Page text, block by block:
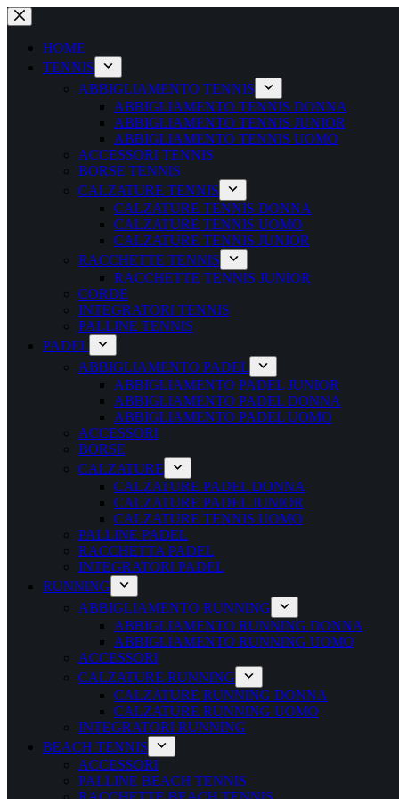
Salta
al
contenutoHOME
TENNIS
ABBIGLIAMENTO TENNIS
ABBIGLIAMENTO TENNIS DONNA
ABBIGLIAMENTO TENNIS JUNIOR
ABBIGLIAMENTO TENNIS UOMO
ACCESSORI TENNIS
BORSE TENNIS
CALZATURE TENNIS
CALZATURE TENNIS DONNA
CALZATURE TENNIS UOMO
CALZATURE TENNIS JUNIOR
RACCHETTE TENNIS
RACCHETTE TENNIS JUNIOR
CORDE
INTEGRATORI TENNIS
PALLINE TENNIS
PADEL
ABBIGLIAMENTO PADEL
ABBIGLIAMENTO PADEL JUNIOR
ABBIGLIAMENTO PADEL DONNA
ABBIGLIAMENTO PADEL UOMO
ACCESSORI
BORSE
CALZATURE
CALZATURE PADEL DONNA
CALZATURE PADEL JUNIOR
CALZATURE TENNIS UOMO
PALLINE PADEL
RACCHETTA PADEL
INTEGRATORI PADEL
RUNNING
ABBIGLIAMENTO RUNNING
ABBIGLIAMENTO RUNNING DONNA
ABBIGLIAMENTO RUNNING UOMO
ACCESSORI
CALZATURE RUNNING
CALZATURE RUNNING DONNA
CALZATURE RUNNING UOMO
INTEGRATORI RUNNING
BEACH TENNIS
ACCESSORI
PALLINE BEACH TENNIS